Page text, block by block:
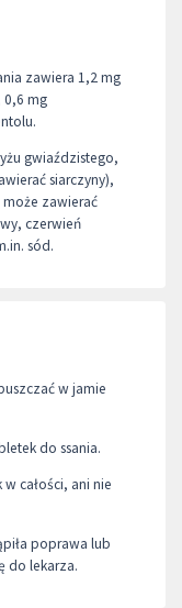
zawiera 1,2 mg
mg
gwiaździstego,
siarczyny),
zawierać
czerwień
sód.
w jamie
do ssania.
całości, ani nie
poprawa lub
do lekarza.